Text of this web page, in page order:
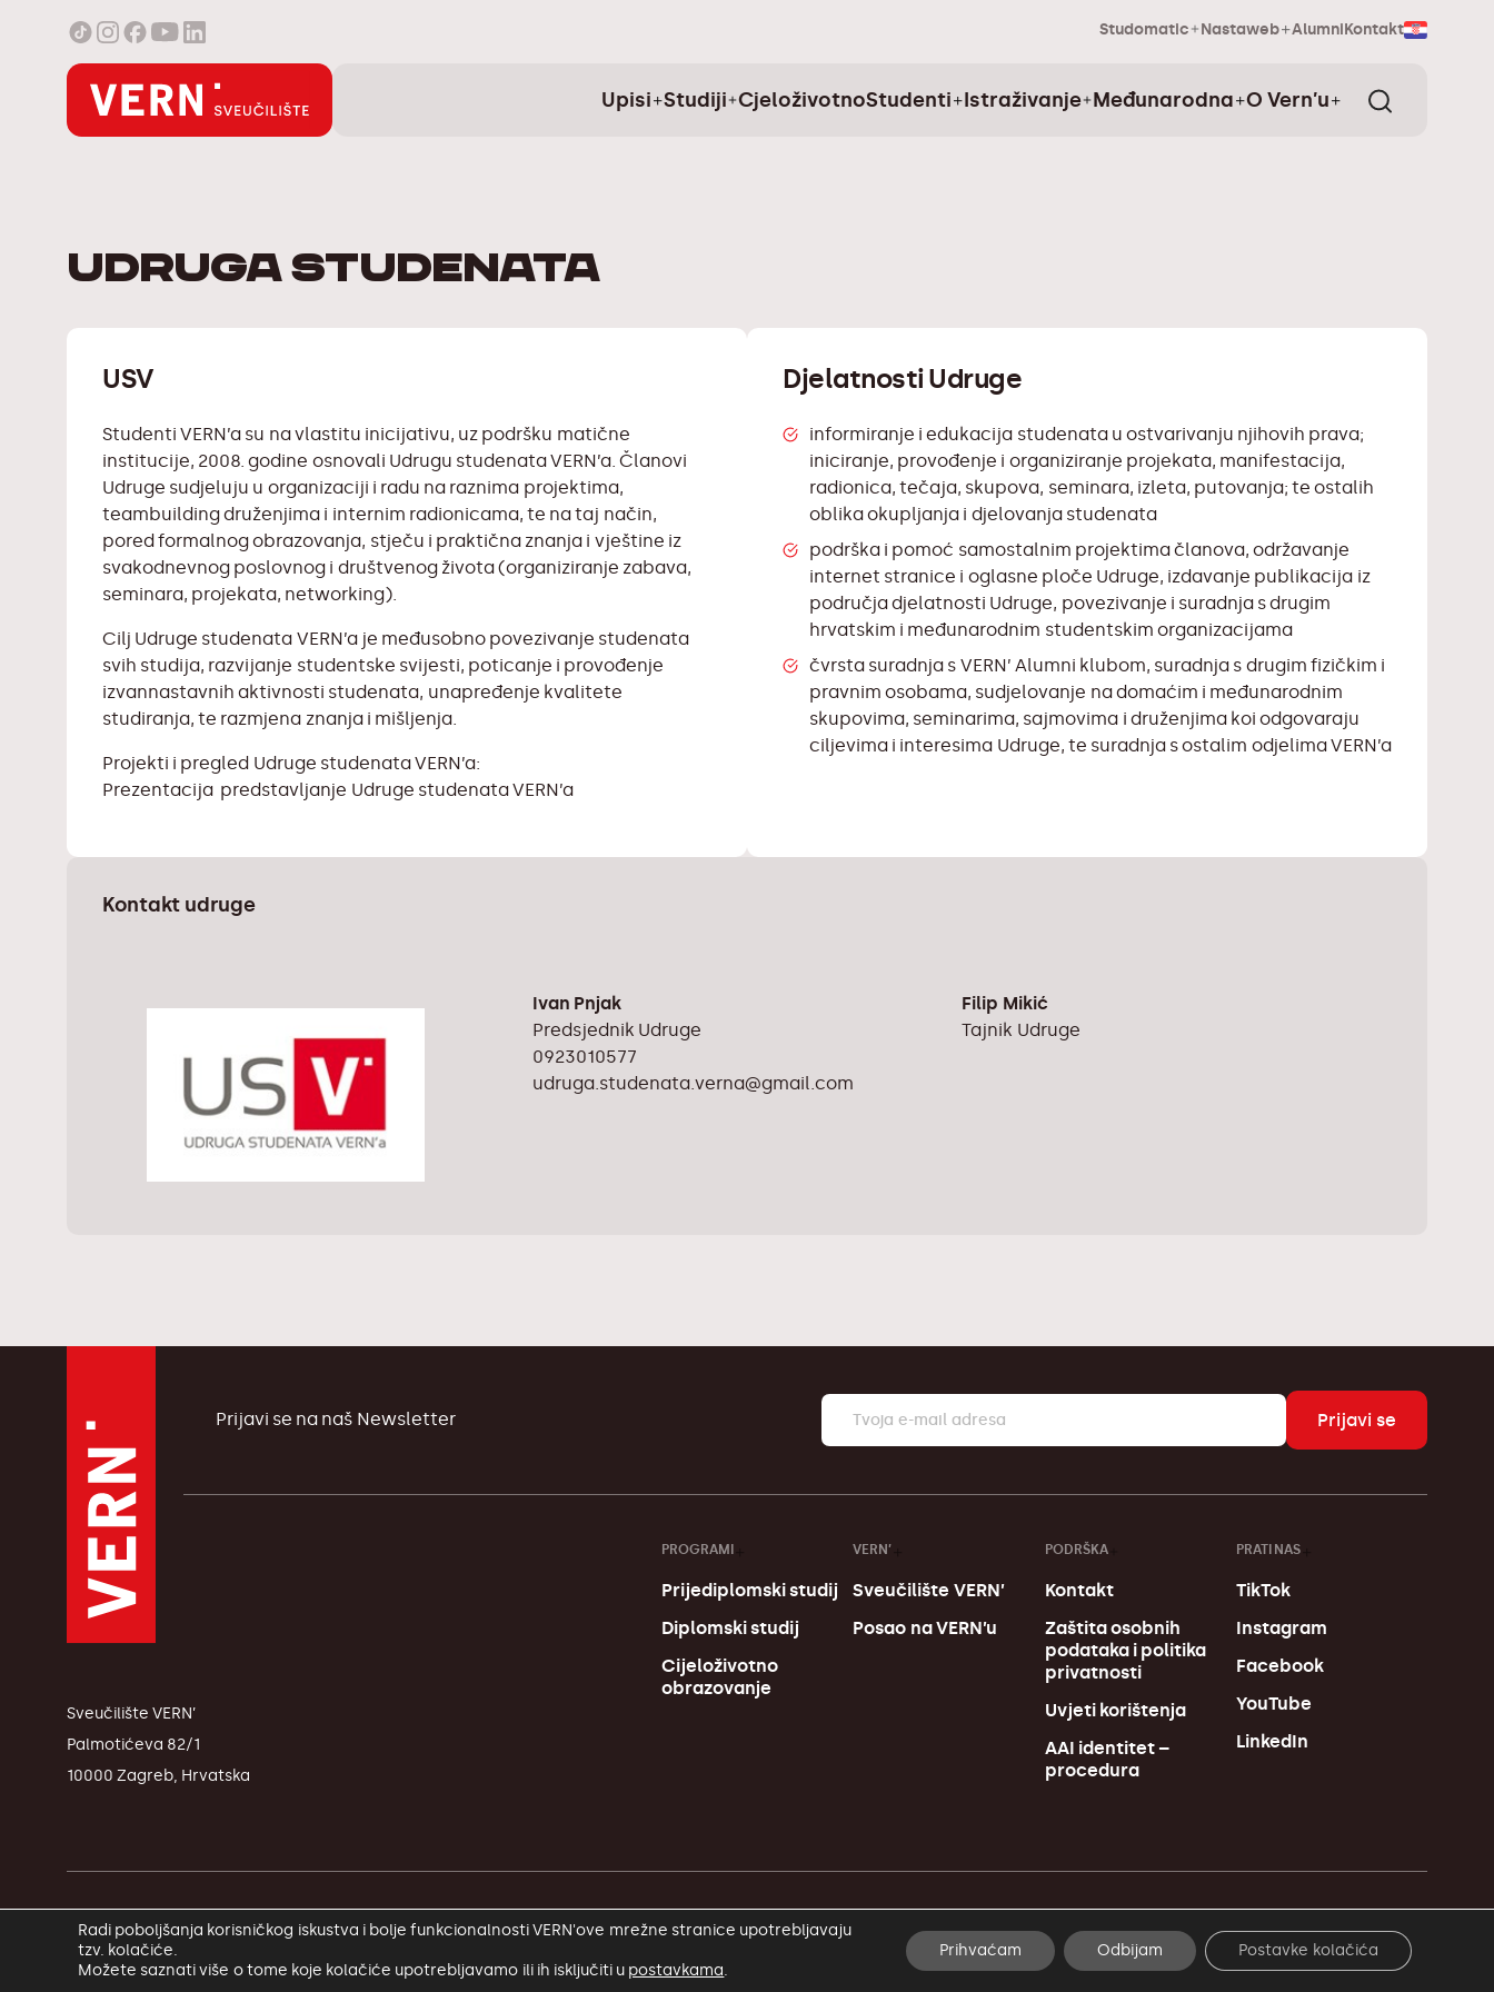
Studomatic Nastaweb AlumniKontakt
Upisi Studiji CjeloživotnoStudenti Istraživanje Međunarodna O Vern’u
Udruga studenata
USV
Studenti VERN’a su na vlastitu inicijativu, uz podršku matične
institucije, 2008. godine osnovali Udrugu studenata VERN’a. Članovi
Udruge sudjeluju u organizaciji i radu na raznima projektima,
teambuilding druženjima i internim radionicama, te na taj način,
pored formalnog obrazovanja, stječu i praktična znanja i vještine iz
svakodnevnog poslovnog i društvenog života (organiziranje zabava,
seminara, projekata, networking).
Cilj Udruge studenata VERN’a je međusobno povezivanje studenata
svih studija, razvijanje studentske svijesti, poticanje i provođenje
izvannastavnih aktivnosti studenata, unapređenje kvalitete
studiranja, te razmjena znanja i mišljenja.
Projekti i pregled Udruge studenata VERN’a:
Prezentacija predstavljanje Udruge studenata VERN’a
Djelatnosti Udruge
informiranje i edukacija studenata u ostvarivanju njihovih prava;
iniciranje, provođenje i organiziranje projekata, manifestacija,
radionica, tečaja, skupova, seminara, izleta, putovanja; te ostalih
oblika okupljanja i djelovanja studenata
podrška i pomoć samostalnim projektima članova, održavanje
internet stranice i oglasne ploče Udruge, izdavanje publikacija iz
područja djelatnosti Udruge, povezivanje i suradnja s drugim
hrvatskim i međunarodnim studentskim organizacijama
čvrsta suradnja s VERN’ Alumni klubom, suradnja s drugim fizičkim i
pravnim osobama, sudjelovanje na domaćim i međunarodnim
skupovima, seminarima, sajmovima i druženjima koi odgovaraju
ciljevima i interesima Udruge, te suradnja s ostalim odjelima VERN’a
Kontakt udruge
Ivan Pnjak
Predsjednik Udruge
0923010577
udruga.studenata.verna@gmail.com
Filip Mikić
Tajnik Udruge
Sveučilište VERN’
Palmotićeva 82/1
10000 Zagreb, Hrvatska
Prijavi se na naš Newsletter Prijavi se
PROGRAMI
Prijediplomski studij
Diplomski studij
Cijeloživotno
obrazovanje
VERN’
Sveučilište VERN’
Posao na VERN’u
PODRŠKA
Kontakt
Zaštita osobnih
podataka i politika
privatnosti
Uvjeti korištenja
AAI identitet –
procedura
PRATI NAS
TikTok
Instagram
Facebook
YouTube
LinkedIn
© Copyright VERN’ 2026.
Radi poboljšanja korisničkog iskustva i bolje funkcionalnosti VERN'ove mrežne stranice upotrebljavaju
tzv. kolačiće.
Možete saznati više o tome koje kolačiće upotrebljavamo ili ih isključiti u postavkama.
Prihvaćam Odbijam Postavke kolačića